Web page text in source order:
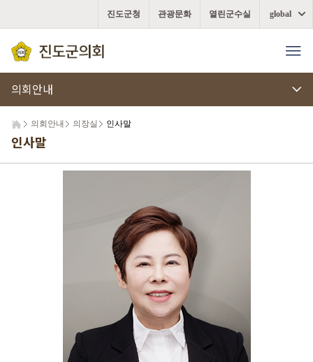
진도군청 관광문화 열린군수실 global
의회안내
의회안내 의장실 인사말
인사말